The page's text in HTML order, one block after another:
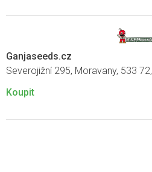
Ganjaseeds.cz
Severojižní 295, Moravany, 533 72,
Koupit